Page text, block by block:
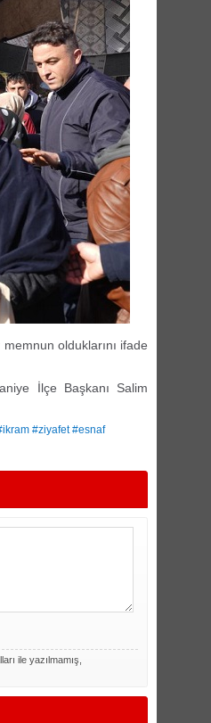
olduklarını ifade
İlçe Başkanı Salim
#ziyafet #esnaf
ile yazılmamış,